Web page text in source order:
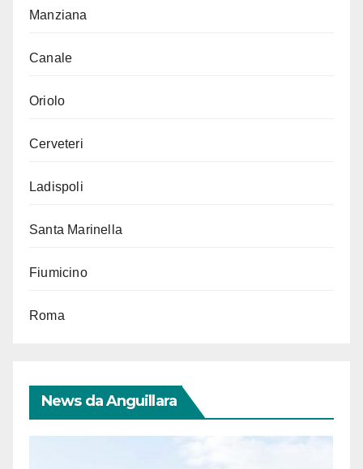
Manziana
Canale
Oriolo
Cerveteri
Ladispoli
Santa Marinella
Fiumicino
Roma
News da Anguillara